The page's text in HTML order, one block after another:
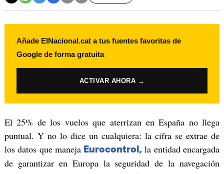
Añade ElNacional.cat a tus fuentes favoritas de
Google de forma gratuita
ACTIVAR AHORA →
El 25% de los vuelos que aterrizan en España no llega
puntual. Y no lo dice un cualquiera: la cifra se extrae de
los datos que maneja Eurocontrol, la entidad encargada
de garantizar en Europa la seguridad de la navegación